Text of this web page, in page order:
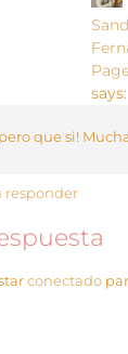
says:
que si!
responder
conectado